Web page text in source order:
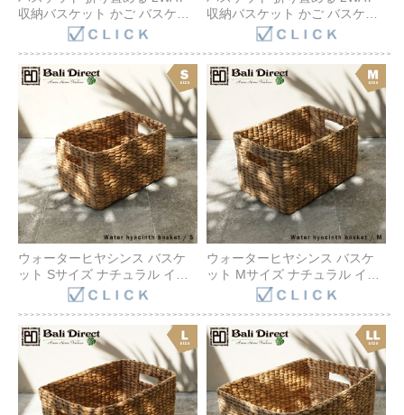
収納バスケット かご バスケッ
ト バリ 観葉植物 収納 おしゃれ
インテリア モロッコ エスニッ
ク ボヘミアン バッグ ナチュラ
ル AZS010L Bali Direct
収納バスケット かご バスケッ
ト バリ 観葉植物 収納 おしゃれ
インテリア モロッコ エスニッ
ク バッグ AZS010M Bali Direct
ウォーターヒヤシンス バスケ
ット Sサイズ ナチュラル イン
テリア ホワイトインテリア 韓
国風インテリア カゴ かご 収納
小物入れ 雑貨 アジアン家具 収
納カゴ BOHO バリ島
Z920405H Bali Direct
ウォーターヒヤシンス バスケ
ット Mサイズ ナチュラル イン
テリア ホワイトインテリア 韓
国風インテリア カゴ かご 収納
小物入れ 雑貨 アジアン家具 収
納カゴ BOHO バリ島
Z920406H Bali Direct